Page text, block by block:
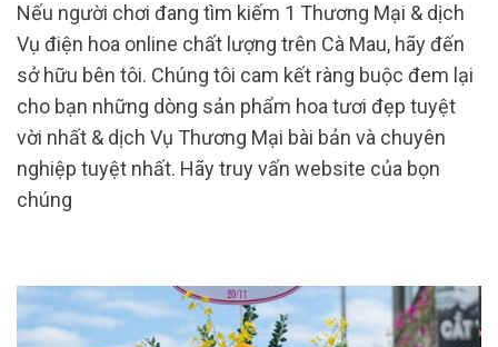
Nếu người chơi đang tìm kiếm 1 Thương Mại & dịch
Vụ điện hoa online chất lượng trên Cà Mau, hãy đến
sở hữu bên tôi. Chúng tôi cam kết ràng buộc đem lại
cho bạn những dòng sản phẩm hoa tươi đẹp tuyệt
vời nhất & dịch Vụ Thương Mại bài bản và chuyên
nghiệp tuyệt nhất. Hãy truy vấn website của bọn
chúng